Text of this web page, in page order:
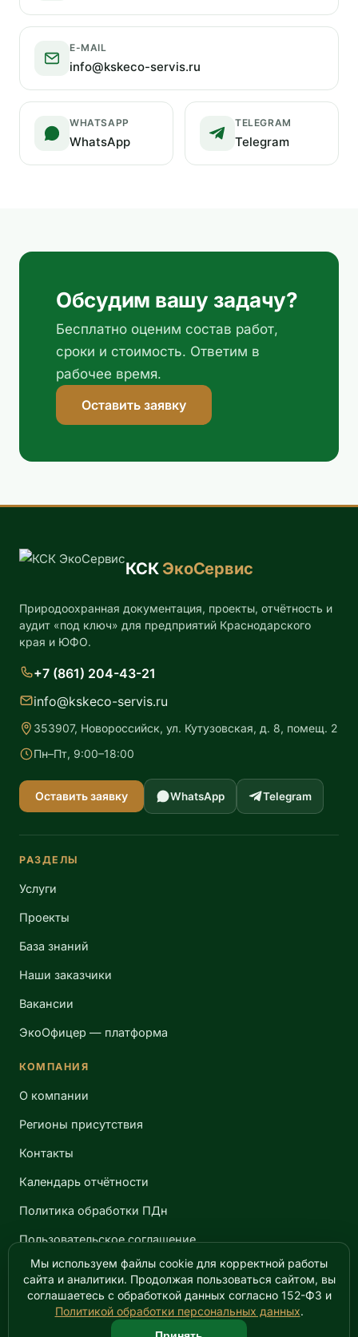
E-MAIL
info@kskeco-servis.ru
WHATSAPP
WhatsApp
TELEGRAM
Telegram
Обсудим вашу задачу?
Бесплатно оценим состав работ,
сроки и стоимость. Ответим в
рабочее время.
Оставить заявку
КСК ЭкоСервис
Природоохранная документация, проекты, отчётность и
аудит «под ключ» для предприятий Краснодарского
края и ЮФО.
+7 (861) 204-43-21
info@kskeco-servis.ru
353907, Новороссийск, ул. Кутузовская, д. 8, помещ. 2
Пн–Пт, 9:00–18:00
Оставить заявку WhatsApp Telegram
РАЗДЕЛЫ
Услуги
Проекты
База знаний
Наши заказчики
Вакансии
ЭкоОфицер — платформа
КОМПАНИЯ
О компании
Регионы присутствия
Контакты
Календарь отчётности
Политика обработки ПДн
Пользовательское соглашение
© 2019–2026 ООО «КСК ЭкоСервис». Все права защищены.
Копирование материалов сайта без письменного согласия
Мы используем файлы cookie для корректной работы
сайта и аналитики. Продолжая пользоваться сайтом, вы
соглашаетесь с обработкой данных согласно 152-ФЗ и
Политикой обработки персональных данных.